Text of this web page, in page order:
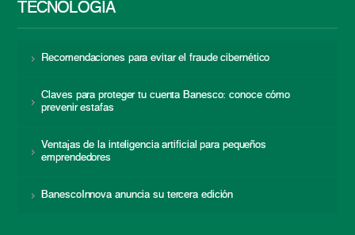
TECNOLOGÍA
Recomendaciones para evitar el fraude cibernético
Claves para proteger tu cuenta Banesco: conoce cómo
prevenir estafas
Ventajas de la inteligencia artificial para pequeños
emprendedores
BanescoInnova anuncia su tercera edición